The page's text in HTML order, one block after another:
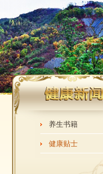
养生书籍
健康贴士